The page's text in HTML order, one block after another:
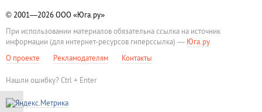
© 2001—2026ООО «Юга.ру»
При использовании материалов обязательна ссылка на источник
информации (для интернет-ресурсов гиперссылка) — Юга.ру
О проекте
Рекламодателям Контакты
Нашли ошибку? Ctrl + Enter